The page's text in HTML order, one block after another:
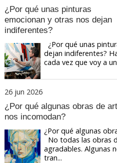
¿Por qué unas pinturas
emocionan y otras nos dejan
indiferentes?
¿Por qué unas
dejan indiferentes?
cada vez que voy a
26 jun 2026
¿Por qué algunas obras de
nos incomodan?
¿Por qué algunas
No todas las obras
agradables. Algunas
tran...